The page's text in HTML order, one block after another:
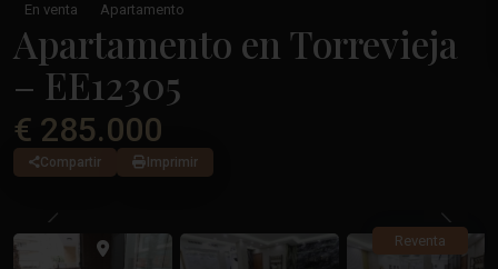
En venta Apartamento
Apartamento en Torrevieja
– EE12305
€ 285.000
Compartir Imprimir
Reventa
Anterior